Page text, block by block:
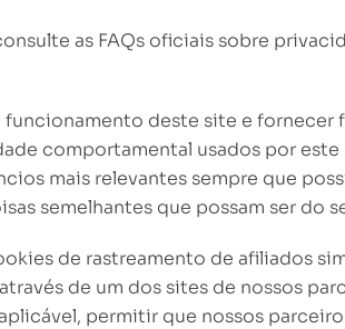
as FAQs oficiais sobre
deste site e fornecer
comportamental usados ​​por este
mais relevantes sempre que
semelhantes que possam ser do
de rastreamento de afiliados
de um dos sites de nossos
permitir que nossos